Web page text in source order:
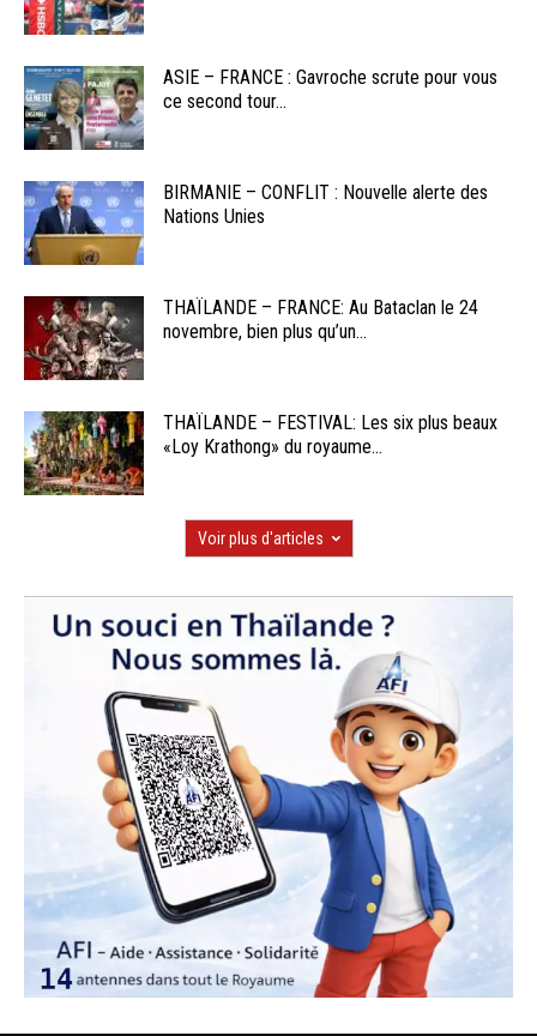
ASIE – FRANCE : Gavroche scrute pour vous
ce second tour...
BIRMANIE – CONFLIT : Nouvelle alerte des
Nations Unies
THAÏLANDE – FRANCE: Au Bataclan le 24
novembre, bien plus qu’un...
THAÏLANDE – FESTIVAL: Les six plus beaux
«Loy Krathong» du royaume...
Voir plus d'articles